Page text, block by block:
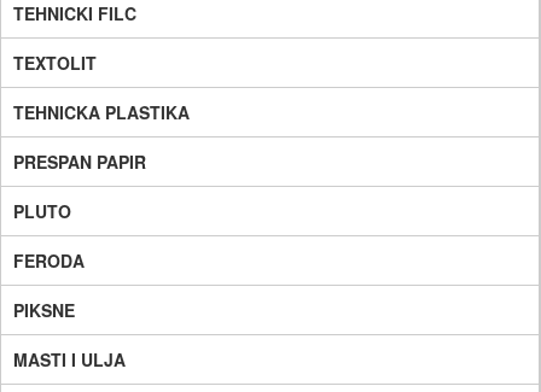
TEHNICKI FILC
TEXTOLIT
TEHNICKA PLASTIKA
PRESPAN PAPIR
PLUTO
FERODA
PIKSNE
MASTI I ULJA